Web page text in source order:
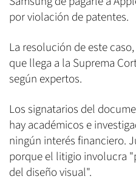
por violación de patentes.
La resolución de este
que llega a la Suprema
según expertos.
Los signatarios del
hay académicos e
ningún interés financiero.
porque el litigio involucra
del diseño visual".